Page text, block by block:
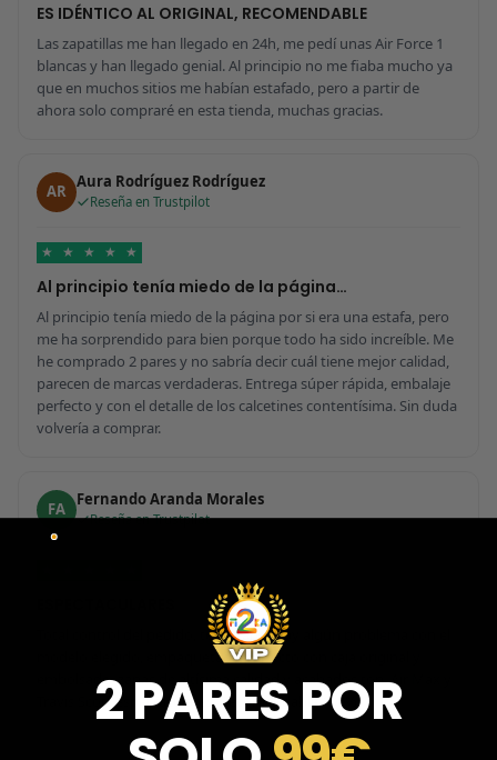
ES IDÉNTICO AL ORIGINAL, RECOMENDABLE
Las zapatillas me han llegado en 24h, me pedí unas Air Force 1
blancas y han llegado genial. Al principio no me fiaba mucho ya
que en muchos sitios me habían estafado, pero a partir de
ahora solo compraré en esta tienda, muchas gracias.
AR Aura Rodríguez Rodríguez
Reseña en Trustpilot
★ ★ ★ ★ ★
Al principio tenía miedo de la página…
Al principio tenía miedo de la página por si era una estafa, pero
me ha sorprendido para bien porque todo ha sido increíble. Me
he comprado 2 pares y no sabría decir cuál tiene mejor calidad,
parecen de marcas verdaderas. Entrega súper rápida, embalaje
perfecto y con el detalle de los calcetines contentísima. Sin duda
volvería a comprar.
FA Fernando Aranda Morales
Reseña en Trustpilot
Total control del pedido, te avisan si hay algún problema con el
modelo elegido, empaquetado perfecto con caja original y
embolsado, zapas de altísima calidad y acabados top. Air Max y
Travis Scott espectaculares. Recomendable 100%.
2 PARES POR